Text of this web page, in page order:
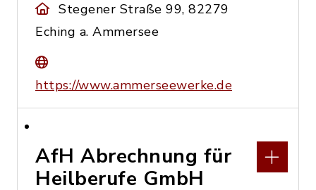
Stegener Straße 99, 82279
Eching a. Ammersee
https://www.ammerseewerke.de
AfH Abrechnung für
Heilberufe GmbH